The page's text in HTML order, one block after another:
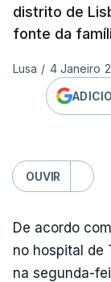
distrito de
fonte da
Lusa / 4 Janeiro
OUVIR
De acordo
no hospital de
na segunda-